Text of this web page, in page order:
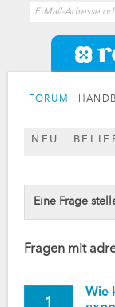
FORUM
NEU
Eine Frage
Fragen mit
1
Wie